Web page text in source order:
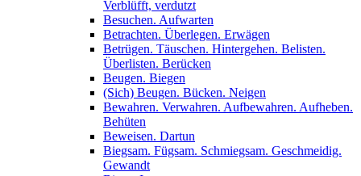
Verblüfft, verdutzt
Besuchen. Aufwarten
Betrachten. Überlegen. Erwägen
Betrügen. Täuschen. Hintergehen. Belisten.
Überlisten. Berücken
Beugen. Biegen
(Sich) Beugen. Bücken. Neigen
Bewahren. Verwahren. Aufbewahren. Aufheben.
Behüten
Beweisen. Dartun
Biegsam. Fügsam. Schmiegsam. Geschmeidig.
Gewandt